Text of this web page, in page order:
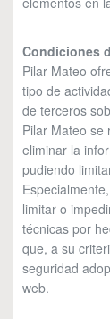
Condiciones
Pilar Mateo
tipo de
de terceros
Pilar Mateo se
eliminar la
pudiendo
limitar o
técnicas por
que, a su
seguridad
web.